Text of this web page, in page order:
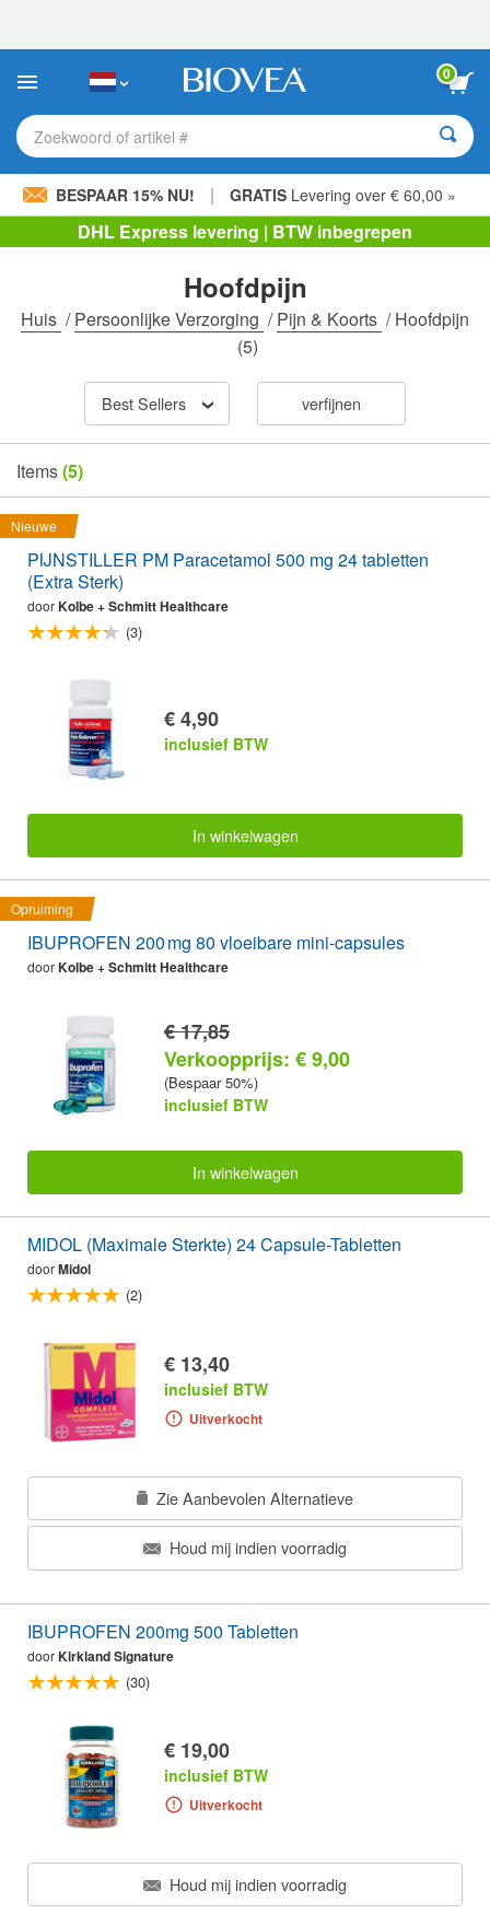
Deze
bevat
toegankelijkheidssysteem.
0
Zoekwoord of artikel #
BESPAAR 15% NU! | GRATIS Levering over € 60,00 »
DHL Express levering | BTW inbegrepen
Hoofdpijn
Huis /Persoonlijke Verzorging /Pijn & Koorts /Hoofdpijn
(5)
Best Sellers verfijnen
Items(5)
Nieuwe
PIJNSTILLER PM Paracetamol 500 mg 24 tabletten
(Extra Sterk)
doorKolbe + Schmitt Healthcare
(3)
€ 4,90
inclusief BTW
In winkelwagen
Opruiming
IBUPROFEN 200 mg 80 vloeibare mini-capsules
doorKolbe + Schmitt Healthcare
€ 17,85
Verkoopprijs: € 9,00
(Bespaar 50%)
inclusief BTW
In winkelwagen
MIDOL (Maximale Sterkte) 24 Capsule-Tabletten
doorMidol
(2)
€ 13,40
inclusief BTW
Uitverkocht
Zie Aanbevolen Alternatieve
Houd mij indien voorradig
IBUPROFEN 200mg 500 Tabletten
doorKirkland Signature
(30)
€ 19,00
inclusief BTW
Uitverkocht
Houd mij indien voorradig